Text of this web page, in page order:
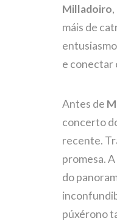
Milladoiro
máis de
e conectar
Antes de
concerto
recente.
promesa.
do
púxérono